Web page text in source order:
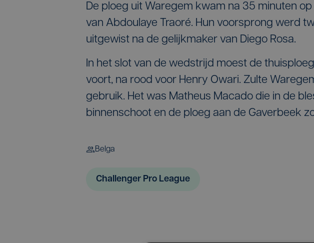
De ploeg uit Waregem kwam na 35 minuten
van Abdoulaye Traoré. Hun voorsprong werd
uitgewist na de gelijkmaker van Diego Rosa.
In het slot van de wedstrijd moest de
voort, na rood voor Henry Owari. Zulte
gebruik. Het was Matheus Macado die in de
binnenschoot en de ploeg aan de Gaverbeek
Belga
Challenger Pro League